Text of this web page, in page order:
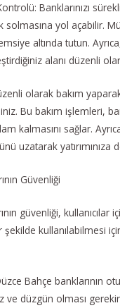
Banklarınızı
solmasına yol açabilir.
altında tutun.
alanı düzenli
olarak bakım
Bu bakım işlemleri,
kalmasını sağlar.
uzatarak yatırımınıza
Güvenliği
güvenliği, kullanıcılar
kullanılabilmesi
Bahçe banklarının
ve düzgün olması